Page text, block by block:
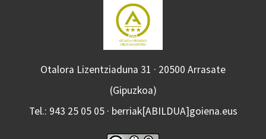
Otalora Lizentziaduna 31 · 20500 Arrasate
(Gipuzkoa)
Tel.: 943 25 05 05 · berriak[ABILDUA]goiena.eus